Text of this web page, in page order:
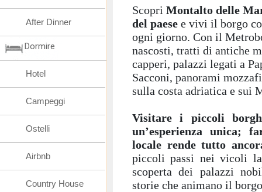
Scopri Montalto delle
del paese e vivi il borgo
ogni giorno. Con il
nascosti, tratti di antiche
capperi, palazzi legati a
Sacconi, panorami
sulla costa adriatica e sui
Visitare i piccoli
un’esperienza unica;
locale rende tutto
piccoli passi nei vicoli
scoperta dei palazzi
storie che animano il
After Dinner
Dormire
Hotel
Campeggi
Ostelli
Airbnb
Country House